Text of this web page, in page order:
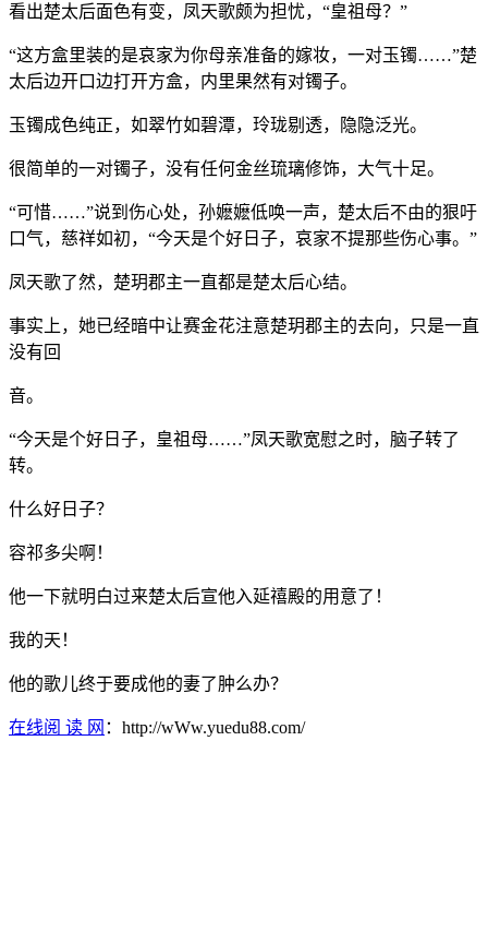
看出楚太后面色有变，凤天歌颇为担忧，“皇祖母？”
“这方盒里装的是哀家为你母亲准备的嫁妆，一对玉镯……”楚
太后边开口边打开方盒，内里果然有对镯子。
玉镯成色纯正，如翠竹如碧潭，玲珑剔透，隐隐泛光。
很简单的一对镯子，没有任何金丝琉璃修饰，大气十足。
“可惜……”说到伤心处，孙嬷嬷低唤一声，楚太后不由的狠吁
口气，慈祥如初，“今天是个好日子，哀家不提那些伤心事。”
凤天歌了然，楚玥郡主一直都是楚太后心结。
事实上，她已经暗中让赛金花注意楚玥郡主的去向，只是一直
没有回
音。
“今天是个好日子，皇祖母……”凤天歌宽慰之时，脑子转了
转。
什么好日子？
容祁多尖啊！
他一下就明白过来楚太后宣他入延禧殿的用意了！
我的天！
他的歌儿终于要成他的妻了肿么办？
在线阅 读 网 ：http://wWw.yuedu88.com/